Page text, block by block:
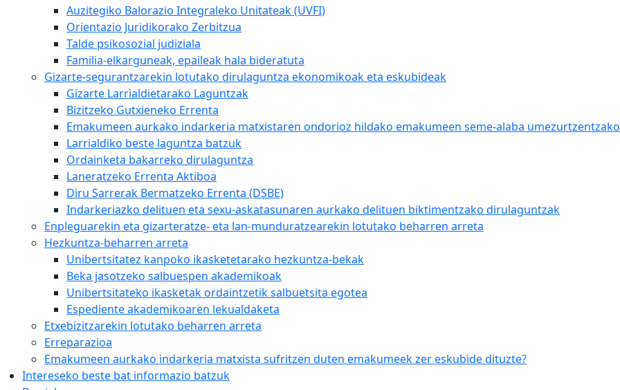
Auzitegiko Balorazio Integraleko Unitateak (UVFI)
Orientazio Juridikorako Zerbitzua
Talde psikosozial judiziala
Familia-elkarguneak, epaileak hala bideratuta
Gizarte-segurantzarekin lotutako dirulaguntza ekonomikoak eta eskubideak
Gizarte Larrialdietarako Laguntzak
Bizitzeko Gutxieneko Errenta
Emakumeen aurkako indarkeria matxistaren ondorioz hildako emakumeen seme-alaba
Larrialdiko beste laguntza batzuk
Ordainketa bakarreko dirulaguntza
Laneratzeko Errenta Aktiboa
Diru Sarrerak Bermatzeko Errenta (DSBE)
Indarkeriazko delituen eta sexu-askatasunaren aurkako delituen biktimentzako dirulaguntzak
Enpleguarekin eta gizarteratze- eta lan-munduratzearekin lotutako beharren arreta
Hezkuntza-beharren arreta
Unibertsitatez kanpoko ikasketetarako hezkuntza-bekak
Beka jasotzeko salbuespen akademikoak
Unibertsitateko ikasketak ordaintzetik salbuetsita egotea
Espediente akademikoaren lekualdaketa
Etxebizitzarekin lotutako beharren arreta
Erreparazioa
Emakumeen aurkako indarkeria matxista sufritzen duten emakumeek zer eskubide dituzte?
Intereseko beste bat informazio batzuk